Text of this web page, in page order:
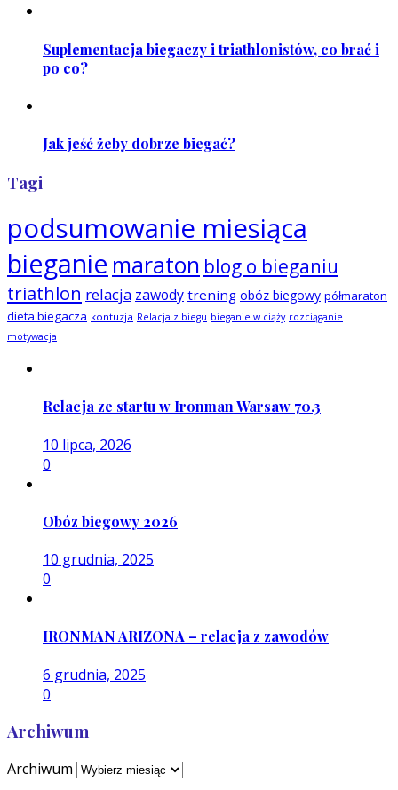
Suplementacja biegaczy i triathlonistów, co brać i
po co?
Jak jeść żeby dobrze biegać?
Tagi
podsumowanie miesiąca
bieganie maraton blog o bieganiu
triathlon relacja zawody trening obóz biegowy półmaraton
dieta biegacza kontuzja Relacja z biegu bieganie w ciąży rozciąganie
motywacja
Relacja ze startu w Ironman Warsaw 70.3
10 lipca, 2026
0
Obóz biegowy 2026
10 grudnia, 2025
0
IRONMAN ARIZONA – relacja z zawodów
6 grudnia, 2025
0
Archiwum
Archiwum